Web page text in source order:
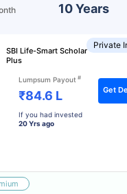
10 Years
Private
SBI Life-Smart Scholar
Plus
Lumpsum Payout #
₹84.6 L
If you had invested
20 Yrs ago
Get